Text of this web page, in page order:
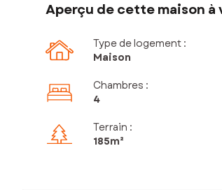
Aperçu de cette maison à
Type de logement :
Maison
Chambres :
4
Terrain :
185m²